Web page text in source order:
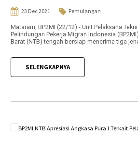
23 Dec 2021 Pemulangan
Mataram, BP2MI (22/12) - Unit Pelaksana
Pelindungan Pekerja Migran Indonesia
Barat (NTB) tengah bersiap menerima tiga
SELENGKAPNYA